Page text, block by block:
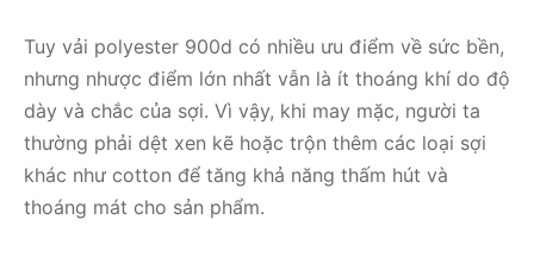
Tuy vải polyester 900d có nhiều ưu điểm về sức bền,
nhưng nhược điểm lớn nhất vẫn là ít thoáng khí do độ
dày và chắc của sợi. Vì vậy, khi may mặc, người ta
thường phải dệt xen kẽ hoặc trộn thêm các loại sợi
khác như cotton để tăng khả năng thấm hút và
thoáng mát cho sản phẩm.